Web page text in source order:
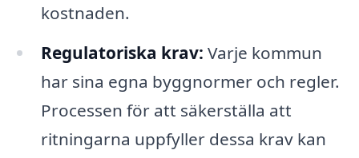
kostnaden.
Regulatoriska krav: Varje kommun
har sina egna byggnormer och regler.
Processen för att säkerställa att
ritningarna uppfyller dessa krav kan